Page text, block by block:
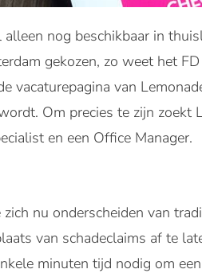
nog beschikbaar in
gekozen, zo weet het
vacaturepagina van
Om precies te zijn zoekt
en een Office Manager.
nu onderscheiden van
van schadeclaims af te
minuten tijd nodig om